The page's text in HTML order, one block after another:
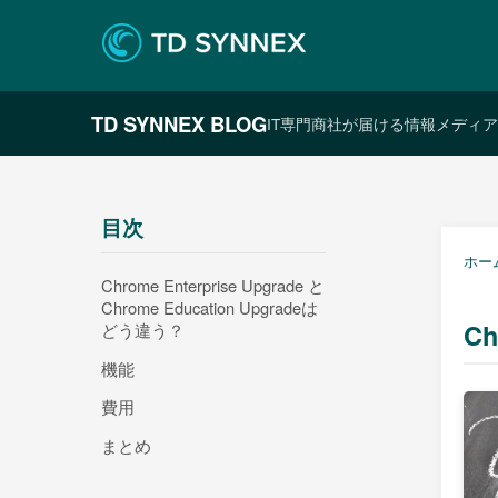
TD SYNNEX BLOGIT専門商社が届ける情報メディア
目次
Chrome Enterprise Upgrade と
Chrome Education Upgradeは
どう違う？
機能
費用
まとめ
ホー